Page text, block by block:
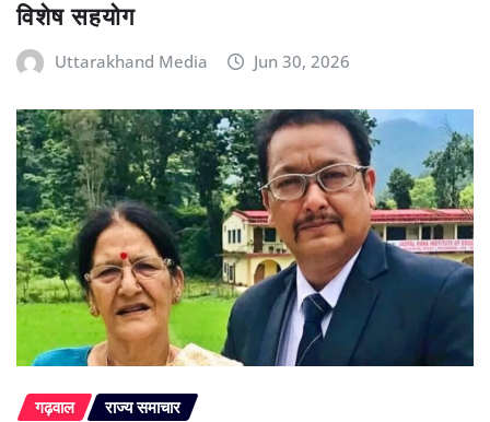
विशेष सहयोग
Uttarakhand Media Jun 30, 2026
गढ़वाल राज्य समाचार